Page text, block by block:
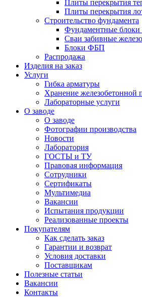
Плиты перекрытия
Плиты перекрытия
Строительство фундамента
Фундаментные
Сваи забивные
Блоки ФБП
Распродажа
Изделия на заказ
Услуги
Гибка арматуры
Хранение железобетонной
Лабораторные услуги
О заводе
О заводе
Фотографии производства
Новости
Лаборатория
ГОСТЫ и ТУ
Правовая информация
Сотрудники
Сертификаты
Мультимедиа
Вакансии
Испытания продукции
Реализованные проекты
Покупателям
Как сделать заказ
Гарантии и возврат
Условия доставки
Поставщикам
Полезные статьи
Вакансии
Контакты